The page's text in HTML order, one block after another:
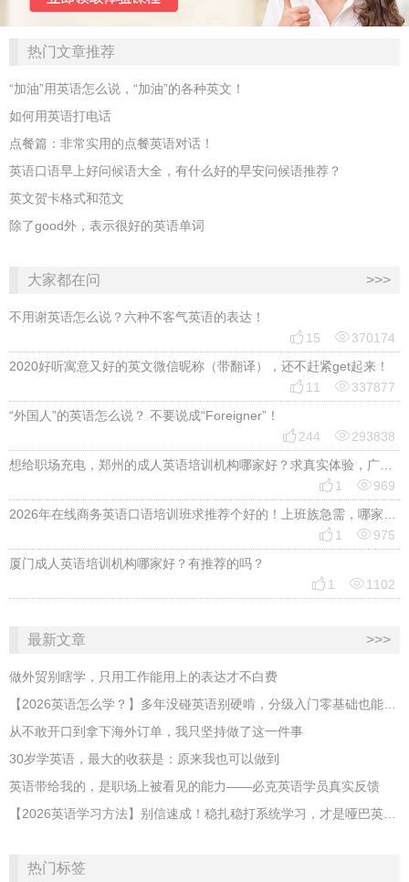
热门文章推荐
“加油”用英语怎么说，“加油”的各种英文！
如何用英语打电话
点餐篇：非常实用的点餐英语对话！
英语口语早上好问候语大全，有什么好的早安问候语推荐？
英文贺卡格式和范文
除了good外，表示很好的英语单词
大家都在问 >>>
不用谢英语怎么说？六种不客气英语的表达！
 15 370174
2020好听寓意又好的英文微信昵称（带翻译），还不赶紧get起来！
 11 337877
“外国人”的英语怎么说？ 不要说成“Foreigner”！
 244 293838
想给职场充电，郑州的成人英语培训机构哪家好？求真实体验，广告勿扰，感谢！
 1 969
2026年在线商务英语口语培训班求推荐个好的！上班族急需，哪家好？
 1 975
厦门成人英语培训机构哪家好？有推荐的吗？
 1 1102
最新文章 >>>
做外贸别瞎学，只用工作能用上的表达才不白费
【2026英语怎么学？】多年没碰英语别硬啃，分级入门零基础也能跟上
从不敢开口到拿下海外订单，我只坚持做了这一件事
30岁学英语，最大的收获是：原来我也可以做到
英语带给我的，是职场上被看见的能力——必克英语学员真实反馈
【2026英语学习方法】别信速成！稳扎稳打系统学习，才是哑巴英语解药
热门标签